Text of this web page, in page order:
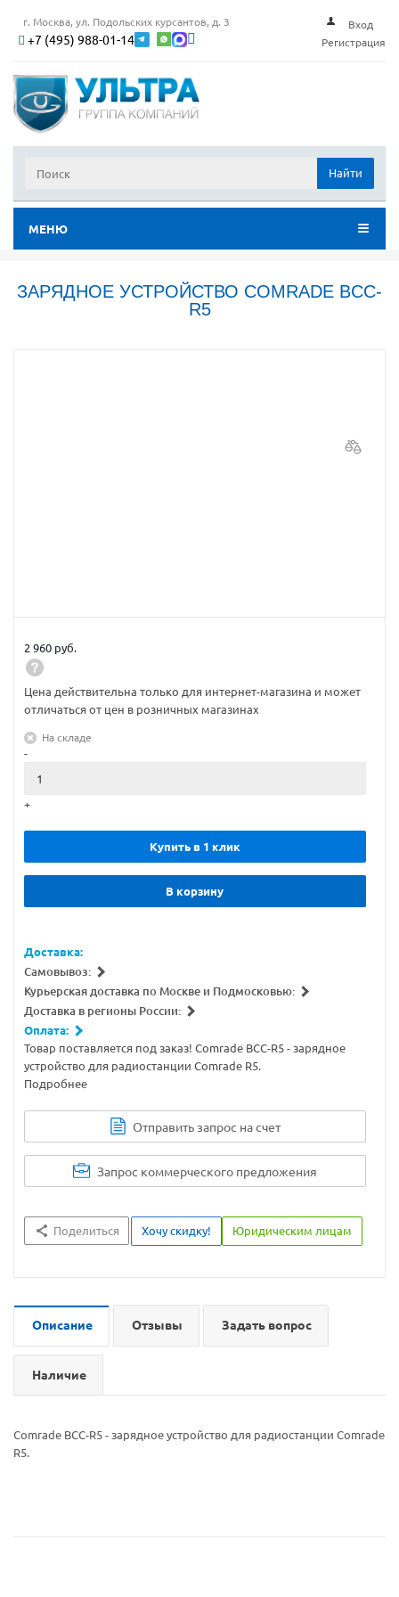
г. Москва, ул. Подольских курсантов, д. 3
+7 (495) 988-01-14
Вход
Регистрация
Найти
МЕНЮ
ЗАРЯДНОЕ УСТРОЙСТВО COMRADE BCC-
R5
2 960 руб.
Цена действительна только для интернет-магазина и может
отличаться от цен в розничных магазинах
На складе
-
+
Купить в 1 клик
В корзину
Доставка:
Самовывоз:
Курьерская доставка по Москве и Подмосковью:
Доставка в регионы России:
Оплата:
Товар поставляется под заказ! Comrade BCC-R5 - зарядное
устройство для радиостанции Comrade R5.
Подробнее
Отправить запрос на счет
Запрос коммерческого предложения
Поделиться Хочу скидку! Юридическим лицам
Описание Отзывы Задать вопрос
Наличие
Comrade BCC-R5 - зарядное устройство для радиостанции Comrade
R5.